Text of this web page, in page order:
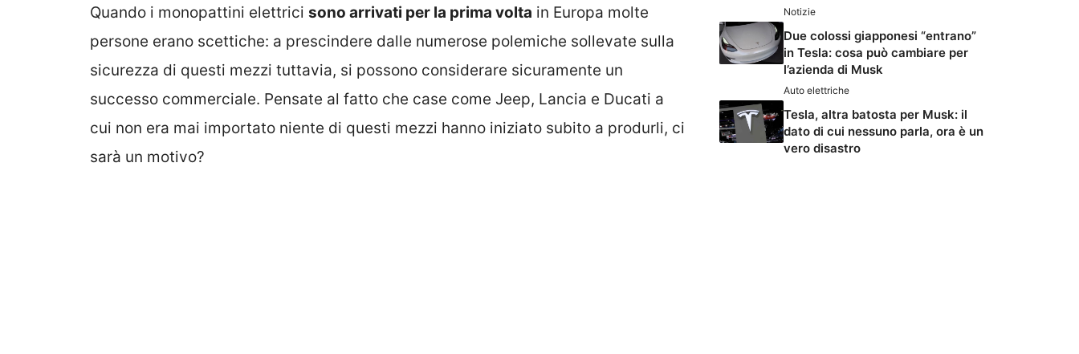
Quando i monopattini elettrici sono arrivati per la prima volta in Europa molte
persone erano scettiche: a prescindere dalle numerose polemiche sollevate sulla
sicurezza di questi mezzi tuttavia, si possono considerare sicuramente un
successo commerciale. Pensate al fatto che case come Jeep, Lancia e Ducati a
cui non era mai importato niente di questi mezzi hanno iniziato subito a produrli, ci
sarà un motivo?
Notizie
Due colossi giapponesi “entrano”
in Tesla: cosa può cambiare per
l’azienda di Musk
Auto elettriche
Tesla, altra batosta per Musk: il
dato di cui nessuno parla, ora è un
vero disastro